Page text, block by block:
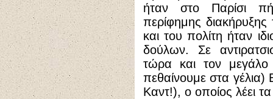
ήταν στο Παρίσι
περίφημης
και του πολίτη ήταν
δούλων. Σε
τώρα και τον
πεθαίνουμε στα
Καντ!), ο οποίος λέει